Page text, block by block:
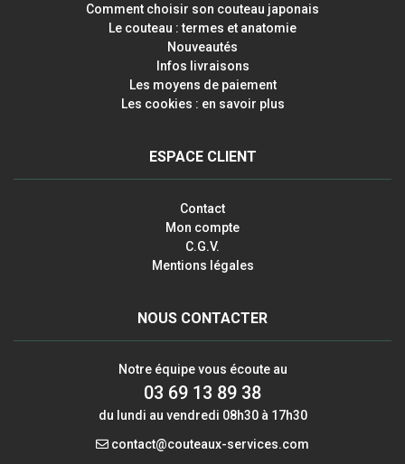
Comment choisir son couteau japonais
Le couteau : termes et anatomie
Nouveautés
Infos livraisons
Les moyens de paiement
Les cookies : en savoir plus
ESPACE CLIENT
Contact
Mon compte
C.G.V.
Mentions légales
NOUS CONTACTER
Notre équipe vous écoute au
03 69 13 89 38
du lundi au vendredi 08h30 à 17h30
contact@couteaux-services.com